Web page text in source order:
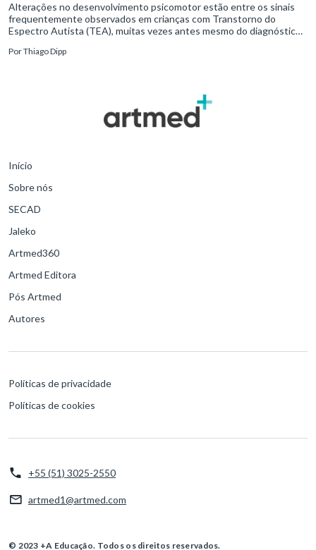
Alterações no desenvolvimento psicomotor estão entre os sinais
frequentemente observados em crianças com Transtorno do
Espectro Autista (TEA), muitas vezes antes mesmo do diagnóstico
PorThiago Dipp
Início
Sobre nós
SECAD
Jaleko
Artmed360
Artmed Editora
Pós Artmed
Autores
Políticas de privacidade
Políticas de cookies
+55 (51) 3025-2550
artmed1@artmed.com
© 2023 +A Educação. Todos os direitos reservados.